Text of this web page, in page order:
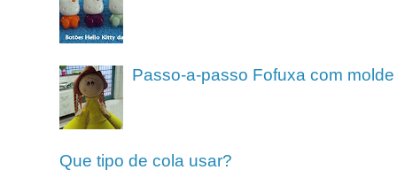
Passo-a-passo Fofuxa com molde
Que tipo de cola usar?